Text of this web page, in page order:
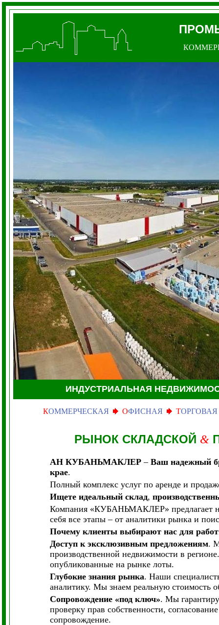
ИНДУСТРИАЛЬНАЯ
КОММЕРЧЕСКАЯ ОФИСНАЯ ТОРГОВАЯ
РЫНОК СКЛАДСКОЙ &
АН КУБАНЬМАКЛЕР–Ваш надежный
крае.
Полный комплекс услуг по аренде и
Ищете идеальный склад,
Компания «КУБАНЬМАКЛЕР» предлагает
себя все этапы – от аналитики рынка и
Почему клиенты выбирают нас для
Доступ к эксклюзивным предложениям.
производственной недвижимости в
опубликованные на рынке лоты.
Глубокие знания рынка. Наши
аналитику. Мы знаем реальную стоимость
Сопровождение «под ключ». Мы
проверку прав собственности,
сопровождение.